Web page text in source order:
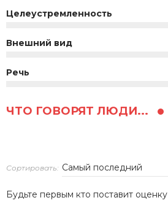
Целеустремленность
Внешний вид
Речь
ЧТО ГОВОРЯТ ЛЮДИ...
Сортировать:
Будьте первым кто поставит оценку